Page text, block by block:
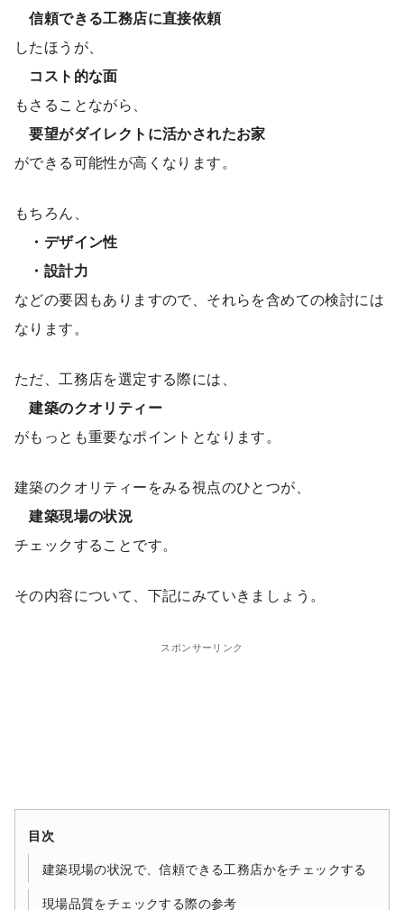
信頼できる工務店に直接依頼
したほうが、
コスト的な面
もさることながら、
要望がダイレクトに活かされたお家
ができる可能性が高くなります。
もちろん、
・デザイン性
・設計力
などの要因もありますので、それらを含めての検討には
なります。
ただ、工務店を選定する際には、
建築のクオリティー
がもっとも重要なポイントとなります。
建築のクオリティーをみる視点のひとつが、
建築現場の状況
チェックすることです。
その内容について、下記にみていきましょう。
スポンサーリンク
目次
建築現場の状況で、信頼できる工務店かをチェックする
現場品質をチェックする際の参考